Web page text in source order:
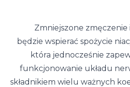
Zmniejszone zmęczenie
będzie wspierać spożycie
która jednocześnie
funkcjonowanie układu
składnikiem wielu ważnych